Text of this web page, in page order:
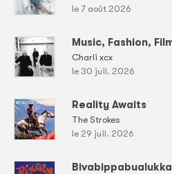
le 7 août 2026
Music, Fashion,
Charli xcx
le 30 juil. 2026
Reality Awaits
The Strokes
le 29 juil. 2026
Bivabippabualukka